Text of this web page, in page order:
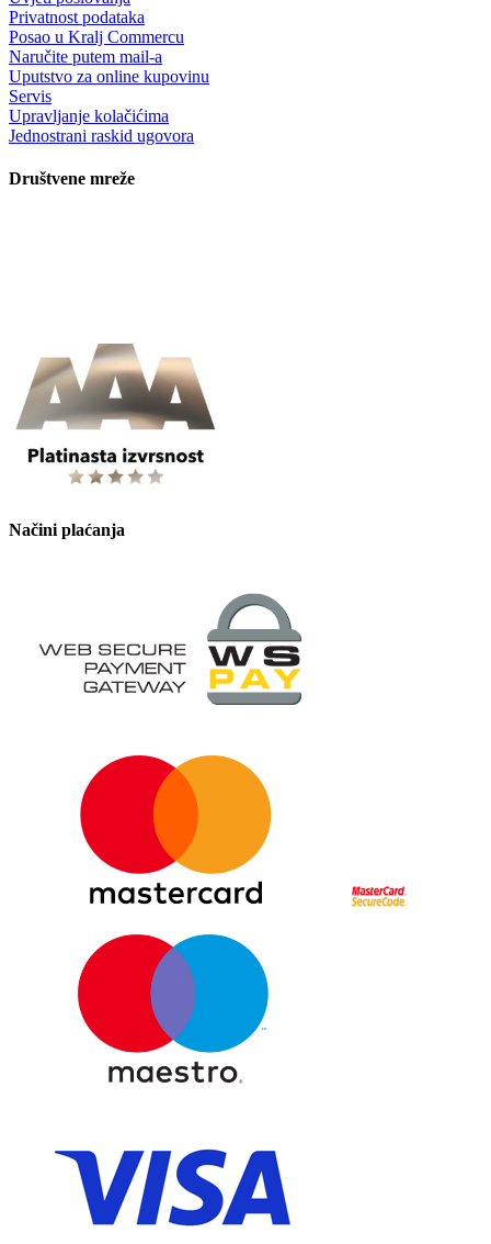
Privatnost podataka
Posao u Kralj Commercu
Naručite putem mail-a
Uputstvo za online kupovinu
Servis
Upravljanje kolačićima
Jednostrani raskid ugovora
Društvene mreže
Načini plaćanja